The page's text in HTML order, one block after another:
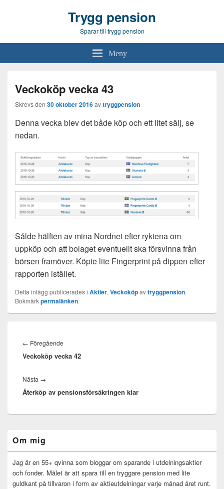
Trygg pension
Sparar till trygg pension
Meny
Veckoköp vecka 43
Skrevs den 30 oktober 2016avtryggpension
Denna vecka blev det både köp och ett litet sälj, se
nedan.
Sålde hälften av mina Nordnet efter ryktena om
uppköp och att bolaget eventuellt ska försvinna från
börsen framöver. Köpte lite Fingerprint på dippen efter
rapporten istället.
Detta inlägg publicerades i Aktier, Veckoköpavtryggpension.
Bokmärkpermalänken.
← Föregående
inlägg:
Veckoköp vecka 42
Nästa →
inlägg:
Återköp av pensionsförsäkringen klar
sidofältet
Widget
område
Om mig
Jag är en 55+ qvinna som bloggar om sparande i utdelningsaktier
och fonder. Målet är att spara till en tryggare pension med lite
guldkant på tillvaron i form av aktieutdelningar varje månad året runt.